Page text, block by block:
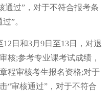
通过”，对于不符合报考条
”。
日和3月9日至13日，对退
核;参考专业课考试成绩，
程审核考生报名资格;对于
“审核通过”，对于不符合